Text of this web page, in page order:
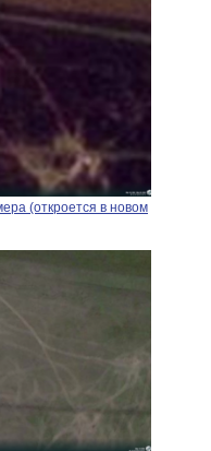
(откроется в новом